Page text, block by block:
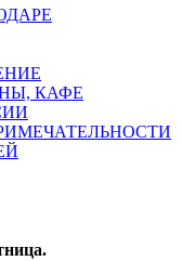
КАФЕ